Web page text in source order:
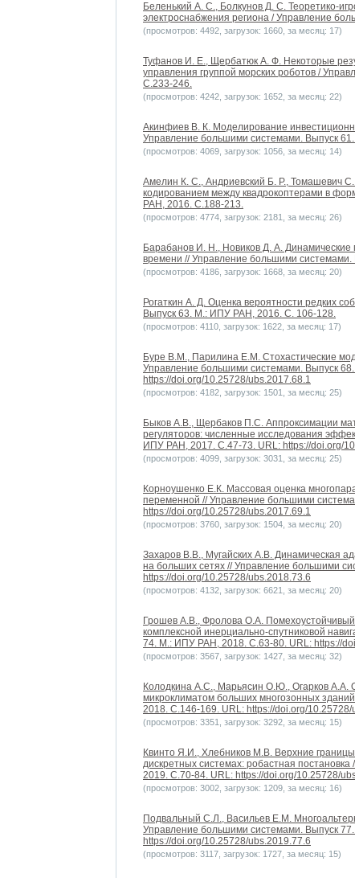
Беленький А. С., Болкунов Д. С. Теоретико-
электроснабжения региона / Управление
(просмотров: 4492, загрузок: 1660, за месяц: 17)
Туфанов И. Е., Щербатюк А. Ф. Некоторые
управления группой морских роботов /
С.233-246.
(просмотров: 4242, загрузок: 1652, за месяц: 22)
Акинфиев В. К. Моделирование
Управление большими системами. Выпуск
(просмотров: 4069, загрузок: 1056, за месяц: 14)
Амелин К. С., Андриевский Б. Р., Томашевич
кодированием между квадрокоптерами в
РАН, 2016. С.188-213.
(просмотров: 4774, загрузок: 2181, за месяц: 26)
Барабанов И. Н., Новиков Д. А.
времени // Управление большими
(просмотров: 4186, загрузок: 1668, за месяц: 20)
Рогаткин А. Д. Оценка вероятности редких
Выпуск 63. М.: ИПУ РАН, 2016. С. 106-128.
(просмотров: 4110, загрузок: 1622, за месяц: 17)
Буре В.М., Парилина Е.М. Стохастические
Управление большими системами. Выпуск
https://doi.org/10.25728/ubs.2017.68.1
(просмотров: 4182, загрузок: 1501, за месяц: 25)
Быков А.В., Щербаков П.С. Аппроксимации
регуляторов: численные исследования
ИПУ РАН, 2017. С.47-73. URL: https://doi.org/
(просмотров: 4099, загрузок: 3031, за месяц: 25)
Корноушенко Е.К. Массовая оценка
переменной // Управление большими
https://doi.org/10.25728/ubs.2017.69.1
(просмотров: 3760, загрузок: 1504, за месяц: 20)
Захаров В.В., Мугайских А.В. Динамическая
на больших сетях // Управление большими
https://doi.org/10.25728/ubs.2018.73.6
(просмотров: 4132, загрузок: 6621, за месяц: 20)
Грошев А.В., Фролова О.А.
комплексной инерциально-спутниковой
74. М.: ИПУ РАН, 2018. С.63-80. URL: https://
(просмотров: 3567, загрузок: 1427, за месяц: 32)
Колодкина А.С., Марьясин О.Ю., Огарков А.А.
микроклиматом больших многозонных
2018. С.146-169. URL: https://doi.org/10.25728/
(просмотров: 3351, загрузок: 3292, за месяц: 15)
Квинто Я.И., Хлебников М.В. Верхние
дискретных системах: робастная
2019. С.70-84. URL: https://doi.org/10.25728/
(просмотров: 3002, загрузок: 1209, за месяц: 16)
Подвальный С.Л., Васильев Е.М.
Управление большими системами. Выпуск
https://doi.org/10.25728/ubs.2019.77.6
(просмотров: 3117, загрузок: 1727, за месяц: 15)